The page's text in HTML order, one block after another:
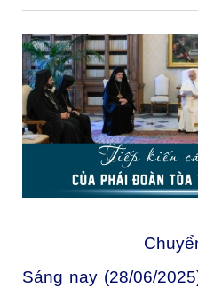
Sáng nay (28/06/